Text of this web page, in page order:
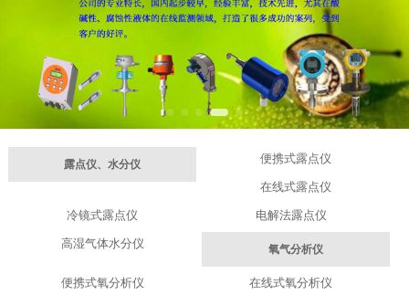
露点仪、水分仪 便携式露点仪
在线式露点仪
冷镜式露点仪 电解法露点仪
高湿气体水分仪 氧气分析仪
便携式氧分析仪 在线式氧分析仪